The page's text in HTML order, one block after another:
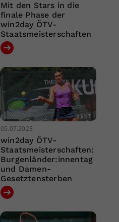
Mit den Stars in die
finale Phase der
win2day ÖTV-
Staatsmeisterschaften
05.07.2023
win2day ÖTV-
Staatsmeisterschaften:
Burgenländer:innentag
und Damen-
Gesetztensterben